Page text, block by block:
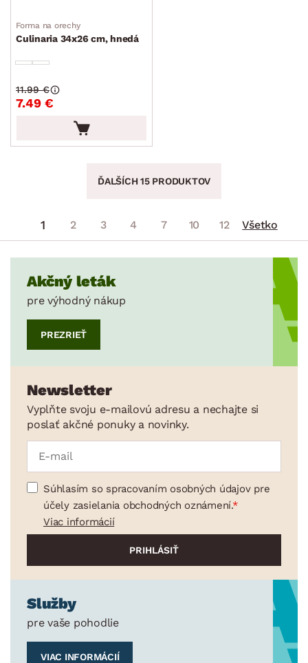
Forma na orechy
Culinaria 34x26 cm, hnedá
7.49 €
11.99 €
ĎALŠÍCH 15 PRODUKTOV
1 2 3 4 7 10 12 Všetko
Akčný leták
pre výhodný nákup
PREZRIEŤ
Newsletter
Vyplňte svoju e-mailovú adresu a nechajte si
poslať akčné ponuky a novinky.
Súhlasím so spracovaním osobných údajov pre
účely zasielania obchodných oznámení.
Viac informácií
Služby
pre vaše pohodlie
VIAC INFORMÁCIÍ